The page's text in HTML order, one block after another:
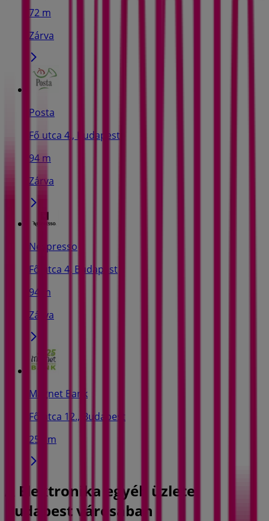
72 m
Zárva
Posta
Fő utca 4., Budapest
94 m
Zárva
Nespresso
Fő utca 4, Budapest
94 m
Zárva
Magnet Bank
Fő utca 12., Budapest
257 m
A Elektronika egyéb üzletei
Budapest városában